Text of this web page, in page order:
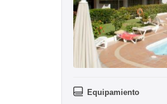
Equipamiento